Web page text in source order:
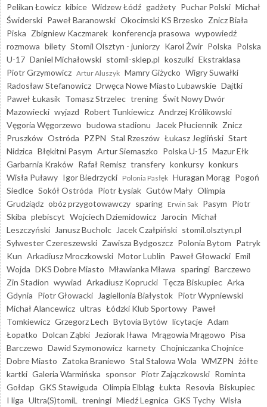
Pelikan Łowicz kibice Widzew Łódź gadżety Puchar Polski Michał
Świderski Paweł Baranowski Okocimski KS Brzesko Znicz Biała
Piska Zbigniew Kaczmarek konferencja prasowa wypowiedź
rozmowa bilety Stomil Olsztyn - juniorzy Karol Żwir Polska Polska
U-17 Daniel Michałowski stomil-sklep.pl koszulki Ekstraklasa
Piotr Grzymowicz Artur Aluszyk Mamry Giżycko Wigry Suwałki
Radosław Stefanowicz Drwęca Nowe Miasto Lubawskie Dajtki
Paweł Łukasik Tomasz Strzelec trening Świt Nowy Dwór
Mazowiecki wyjazd Robert Tunkiewicz Andrzej Królikowski
Vęgoria Węgorzewo budowa stadionu Jacek Płuciennik Znicz
Pruszków Ostróda PZPN Stal Rzeszów Łukasz Jegliński Start
Nidzica Błękitni Pasym Artur Siemaszko Polska U-15 Mazur Ełk
Garbarnia Kraków Rafał Remisz transfery konkursy konkurs
Wisła Puławy Igor Biedrzycki Polonia Pasłęk Huragan Morąg Pogoń
Siedlce Sokół Ostróda Piotr Łysiak Gutów Mały Olimpia
Grudziądz obóz przygotowawczy sparing Erwin Sak Pasym Piotr
Skiba plebiscyt Wojciech Dziemidowicz Jarocin Michał
Leszczyński
Janusz Bucholc Jacek Czałpiński stomil.olsztyn.pl
Sylwester Czereszewski Zawisza Bydgoszcz Polonia Bytom Patryk
Kun Arkadiusz Mroczkowski Motor Lublin Paweł Głowacki Emil
Wojda DKS Dobre Miasto Mławianka Mława sparingi Barczewo
Zin Stadion wywiad Arkadiusz Koprucki Tęcza Biskupiec Arka
Gdynia Piotr Głowacki Jagiellonia Białystok Piotr Wypniewski
Michał Alancewicz ultras Łódzki Klub Sportowy Paweł
Tomkiewicz Grzegorz Lech Bytovia Bytów licytacje Adam
Łopatko Dolcan Ząbki Jeziorak Iława Mrągowia Mrągowo Pisa
Barczewo Dawid Szymonowicz karnety Chojniczanka Chojnice
Dobre Miasto Zatoka Braniewo Stal Stalowa Wola WMZPN żółte
kartki Galeria Warmińska sponsor Piotr Zajączkowski Rominta
Gołdap GKS Stawiguda Olimpia Elbląg Łukta Resovia Biskupiec
I liga Ultra(S)tomiL treningi Miedź Legnica GKS Tychy Wisła